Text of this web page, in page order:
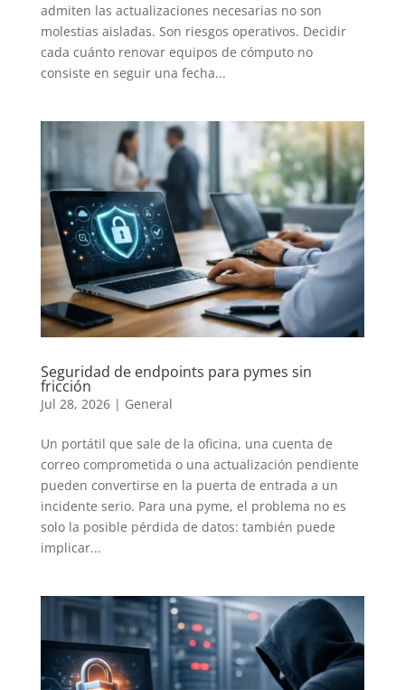
admiten las actualizaciones necesarias no son
molestias aisladas. Son riesgos operativos. Decidir
cada cuánto renovar equipos de cómputo no
consiste en seguir una fecha...
Seguridad de endpoints para pymes sin
fricción
Jul 28, 2026| General
Un portátil que sale de la oficina, una cuenta de
correo comprometida o una actualización pendiente
pueden convertirse en la puerta de entrada a un
incidente serio. Para una pyme, el problema no es
solo la posible pérdida de datos: también puede
implicar...